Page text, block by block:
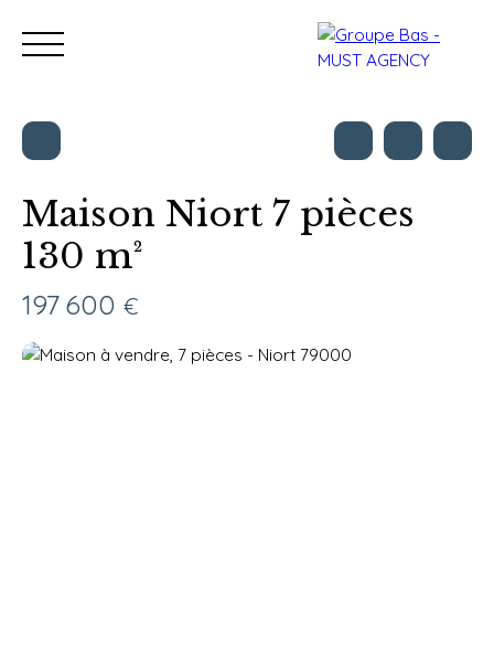
Nos bureaux
Estimation
Maison Niort 7 pièces
130 m²
197 600 €